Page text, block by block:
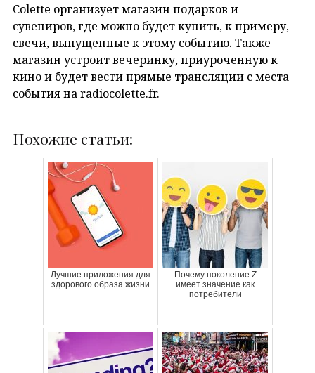
Colette организует магазин подарков и
сувениров, где можно будет купить, к примеру,
свечи, выпущенные к этому событию. Также
магазин устроит вечеринку, приуроченную к
кино и будет вести прямые трансляции с места
события на radiocolette.fr.
Похожие статьи:
Лучшие приложения для
здорового образа жизни
Почему поколение Z
имеет значение как
потребители